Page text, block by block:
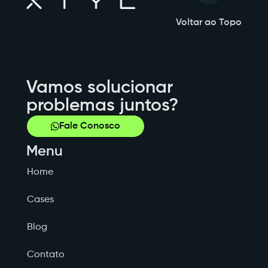
Voltar ao Topo
Vamos solucionar
problemas juntos?
Fale Conosco
Menu
Home
Cases
Blog
Contato